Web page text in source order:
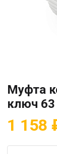
Муфта
ключ 63
1 158